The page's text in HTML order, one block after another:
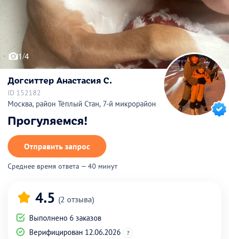
1/4
Догситтер Анастасия С.
ID 152182
Москва, район Тёплый Стан, 7-й микрорайон
Прогуляемся!
Отправить запрос
Среднее время ответа — 40 минут
4.5 (2 отзыва)
Выполнено 6 заказов
Верифицирован 12.06.2026
?